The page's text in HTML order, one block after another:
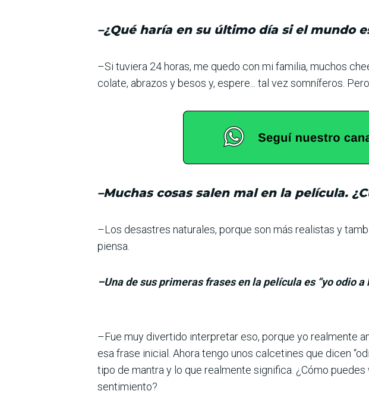
–¿Qué haría en su último día si el mundo
–Si tuviera 24 horas, me quedo con mi familia, muchos
colate, abrazos y besos y, espere... tal vez somníferos.
–Muchas cosas salen mal en la película.
–Los desastres naturales, porque son más realistas y
piensa.
–Una de sus primeras frases en la película es “yo odio
–Fue muy divertido interpretar eso, porque yo realmente
esa frase inicial. Ahora tengo unos calcetines que dicen
tipo de mantra y lo que realmente significa. ¿Cómo
sentimiento?